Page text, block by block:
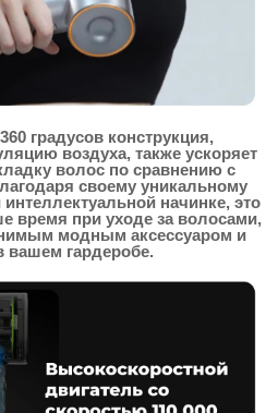
градусов конструкция,
воздуха, также ускоряет
волос по сравнению с
своему уникальному
начинке, это
время при уходе за волосами,
модным аксессуаром и
вашем гардеробе.